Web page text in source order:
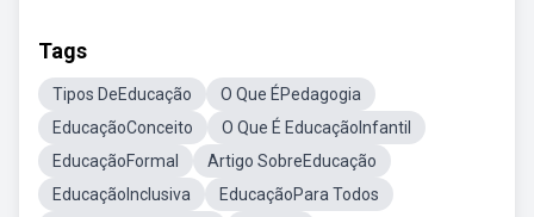
Tags
Tipos DeEducação
O Que ÉPedagogia
EducaçãoConceito
O Que É EducaçãoInfantil
EducaçãoFormal
Artigo SobreEducação
EducaçãoInclusiva
EducaçãoPara Todos